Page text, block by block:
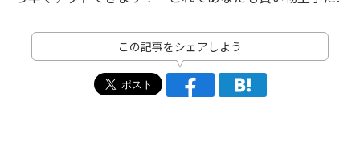
この記事をシェアしよう